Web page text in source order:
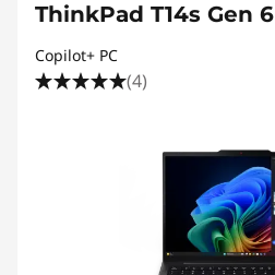
ThinkPad T14s Gen 6
Copilot+ PC
(4)